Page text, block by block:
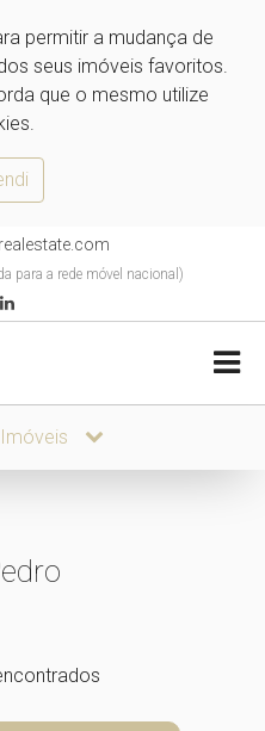
permitir a mudança de
seus imóveis favoritos.
que o mesmo utilize
para a rede móvel nacional)